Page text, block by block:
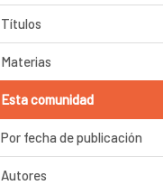
Títulos
Materias
Esta comunidad
Por fecha de publicación
Autores